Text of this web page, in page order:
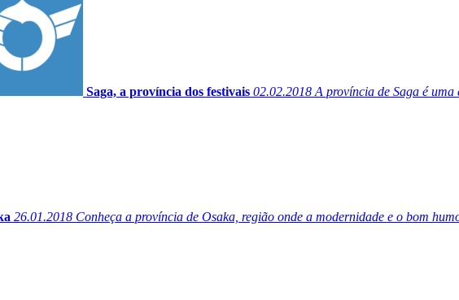
Saga, a província dos festivais 02.02.2018 A província de Saga é
26.01.2018 Conheça a província de Osaka, região onde a modernidade e o bom